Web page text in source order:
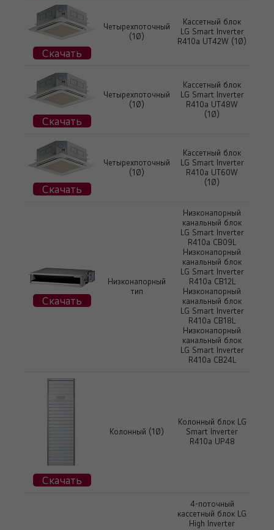
Скачать
Четырехпоточный
(1Ø)
Кассетный блок
LG Smart Inverter
R410a UT42W (1Ø)
Скачать
Четырехпоточный
(1Ø)
Кассетный блок
LG Smart Inverter
R410a UT48W
(1Ø)
Скачать
Четырехпоточный
(1Ø)
Кассетный блок
LG Smart Inverter
R410a UT60W
(1Ø)
Скачать
Низконапорный
тип
Низконапорный
канальный блок
LG Smart Inverter
R410a CB09L
Низконапорный
канальный блок
LG Smart Inverter
R410a CB12L
Низконапорный
канальный блок
LG Smart Inverter
R410a CB18L
Низконапорный
канальный блок
LG Smart Inverter
R410a CB24L
Скачать
Колонный (1Ø)
Колонный блок LG
Smart Inverter
R410a UP48
4-поточный
кассетный блок LG
High Inverter